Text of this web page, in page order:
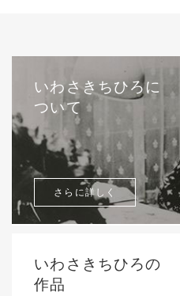
いわさきちひろに
ついて
さらに詳しく
いわさきちひろの
作品